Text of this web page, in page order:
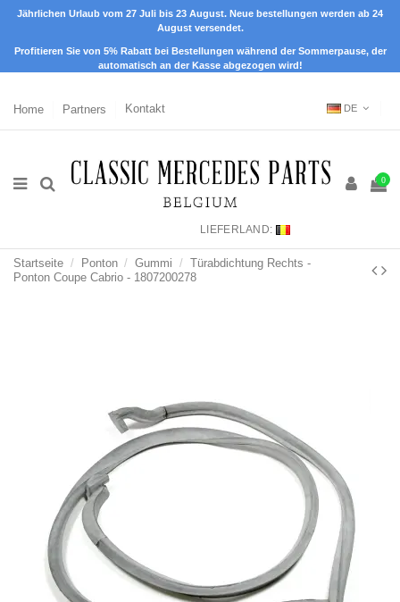
Jährlichen Urlaub vom 27 Juli bis 23 August. Neue bestellungen werden ab 24
August versendet.
Profitieren Sie von 5% Rabatt bei Bestellungen während der Sommerpause, der
automatisch an der Kasse abgezogen wird!
Home Partners Kontakt DE
0
LIEFERLAND:
Startseite Ponton Gummi
Türabdichtung Rechts -
Ponton Coupe Cabrio - 1807200278